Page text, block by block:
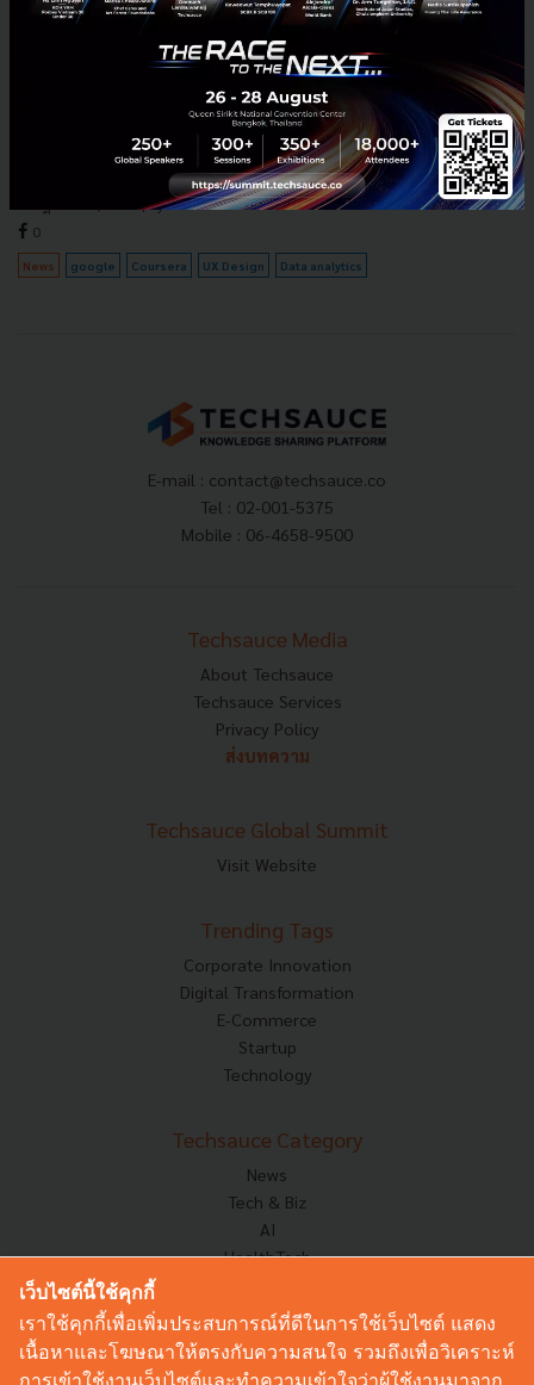
Google เปิด 3 คอร์สเรียนออนไลน์ใหม่ ทักษะมาแรงแห่งอนาคต
Data analytics, Project management, UX Design
Google ประกาศเปิด 3 คอร์สออนไลน์ใหม่ Data analytics, Project
management, UX Design สอนโดยพนักงาน Google ผ่าน Coursera
เรียนจบมีใบรับรอง ระยะเวลาเรียนตั้งแต่ 3-6 เดือน เคลมว่าเทียบเ...
| ByTechsauce Team
0
News google Coursera UX Design Data analytics
E-mail : contact@techsauce.co
Tel : 02-001-5375
Mobile : 06-4658-9500
Techsauce Media
About Techsauce
Techsauce Services
Privacy Policy
ส่งบทความ
Techsauce Global Summit
Visit Website
Trending Tags
Corporate Innovation
Digital Transformation
E-Commerce
Startup
Technology
Techsauce Category
News
Tech & Biz
AI
HealthTech
Corp Innov
Saucy Thoughts
Based On
เว็บไซต์นี้ใช้คุกกี้
เราใช้คุกกี้เพื่อเพิ่มประสบการณ์ที่ดีในการใช้เว็บไซต์ แสดง
เนื้อหาและโฆษณาให้ตรงกับความสนใจ รวมถึงเพื่อวิเคราะห์
การเข้าใช้งานเว็บไซต์และทำความเข้าใจว่าผู้ใช้งานมาจาก